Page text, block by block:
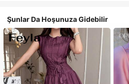
Şunlar Da Hoşunuza Gidebilir